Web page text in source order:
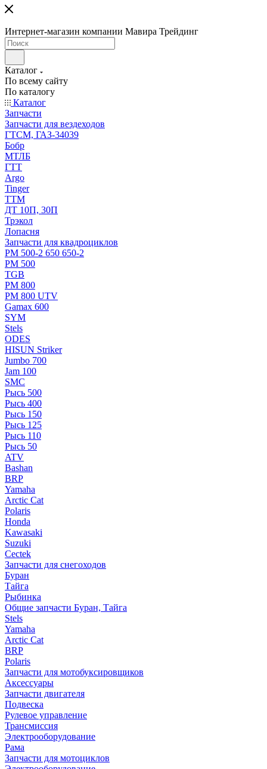
Интернет-магазин компании Мавира Трейдинг
Каталог
По всему сайту
По каталогу
Каталог
Запчасти
Запчасти для вездеходов
ГТСМ, ГАЗ-34039
Бобр
МТЛБ
ГТТ
Argo
Tinger
ТТМ
ДТ 10П, 30П
Трэкол
Лопасня
Запчасти для квадроциклов
РМ 500-2 650 650-2
РМ 500
TGB
РМ 800
РМ 800 UTV
Gamax 600
SYM
Stels
ОDЕS
HISUN Striker
Jumbo 700
Jam 100
SMC
Рысь 500
Рысь 400
Рысь 150
Рысь 125
Рысь 110
Рысь 50
ATV
Bashan
BRP
Yamaha
Arctic Cat
Polaris
Honda
Kawasaki
Suzuki
Cectek
Запчасти для снегоходов
Буран
Тайга
Рыбинка
Общие запчасти Буран, Тайга
Stels
Yamaha
Arctic Cat
BRP
Polaris
Запчасти для мотобуксировщиков
Аксессуары
Запчасти двигателя
Подвеска
Рулевое управление
Трансмиссия
Электрооборудование
Рама
Запчасти для мотоциклов